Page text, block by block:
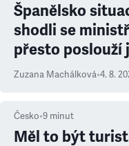
Španělsko
shodli se
přesto poslouží
Zuzana Machálková•4. 8.
Česko•9 minut
Měl to být